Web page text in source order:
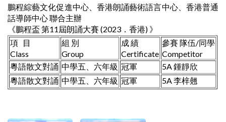
鵬程綜藝文化促進中心、香港朗誦藝術語言中心、香港普通
話導師中心 聯合主辦
《鵬程盃 第11屆朗誦大賽 (2023．香港) 》
項 目
Class
組 別
Group
成 績
Certificate
參賽 隊伍/同學
Competitor
粵語散文對誦 中學五、六年級 冠軍
5A 鍾靜欣
粵語散文對誦 中學五、六年級 冠軍 5A 李梓翹